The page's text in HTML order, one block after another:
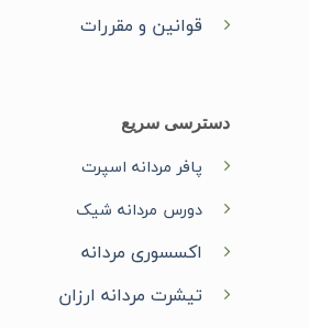
قوانین و مقررات
دسترسی سریع
پافر مردانه اسپرت
دورس مردانه شیک
اکسسوری مردانه
تیشرت مردانه ارزان